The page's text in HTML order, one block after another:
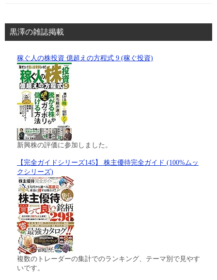
黒澤の雑誌掲載
稼ぐ人の株投資 億超えの方程式 9 (稼ぐ投資)
新興株の評価に参加しました。
【完全ガイドシリーズ145】 株主優待完全ガイド (100%ムッ
クシリーズ)
複数のトレーダーの集計でのランキング、テーマ別で見やす
いです。